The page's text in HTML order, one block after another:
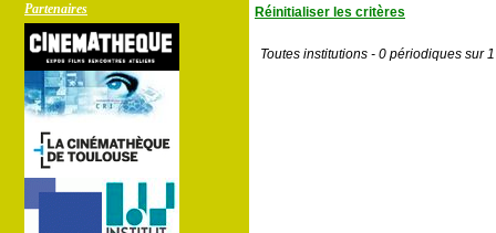
Partenaires
Réinitialiser les critères
Toutes institutions - 0 périodiques sur